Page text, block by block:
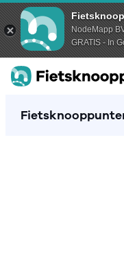
NodeMapp
GRATIS - In